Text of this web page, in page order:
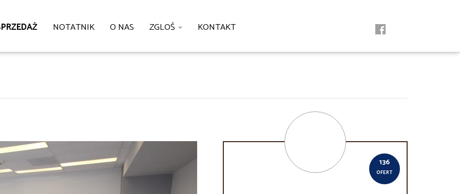
NOTATNIK O NAS ZGLOŚ KONTAKT
136
OFERT